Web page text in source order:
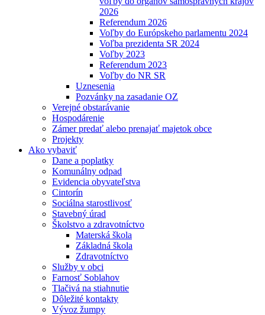
2026
Referendum 2026
Voľby do Európskeho parlamentu 2024
Voľba prezidenta SR 2024
Voľby 2023
Referendum 2023
Voľby do NR SR
Uznesenia
Pozvánky na zasadanie OZ
Verejné obstarávanie
Hospodárenie
Zámer predať alebo prenajať majetok obce
Projekty
Ako vybaviť
Dane a poplatky
Komunálny odpad
Evidencia obyvateľstva
Cintorín
Sociálna starostlivosť
Stavebný úrad
Školstvo a zdravotníctvo
Materská škola
Základná škola
Zdravotníctvo
Služby v obci
Farnosť Soblahov
Tlačivá na stiahnutie
Dôležité kontakty
Vývoz žumpy